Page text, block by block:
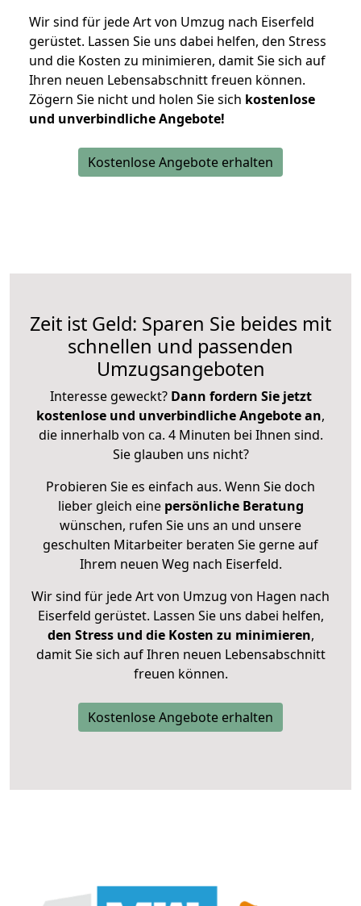
Wir sind für jede Art von Umzug nach Eiserfeld
gerüstet. Lassen Sie uns dabei helfen, den Stress
und die Kosten zu minimieren, damit Sie sich auf
Ihren neuen Lebensabschnitt freuen können.
Zögern Sie nicht und holen Sie sich kostenlose
und unverbindliche Angebote!
Kostenlose Angebote erhalten
Zeit ist Geld: Sparen Sie beides mit
schnellen und passenden
Umzugsangeboten
Interesse geweckt? Dann fordern Sie jetzt
kostenlose und unverbindliche Angebote an,
die innerhalb von ca. 4 Minuten bei Ihnen sind.
Sie glauben uns nicht?
Probieren Sie es einfach aus. Wenn Sie doch
lieber gleich eine persönliche Beratung
wünschen, rufen Sie uns an und unsere
geschulten Mitarbeiter beraten Sie gerne auf
Ihrem neuen Weg nach Eiserfeld.
Wir sind für jede Art von Umzug von Hagen nach
Eiserfeld gerüstet. Lassen Sie uns dabei helfen,
den Stress und die Kosten zu minimieren,
damit Sie sich auf Ihren neuen Lebensabschnitt
freuen können.
Kostenlose Angebote erhalten